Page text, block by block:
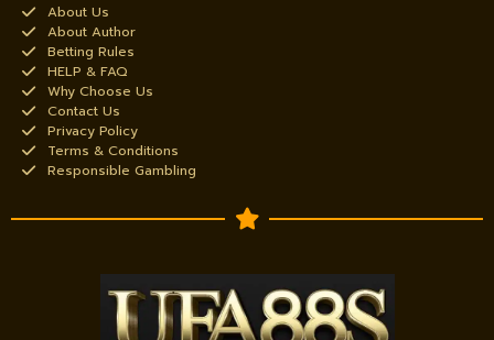
About Us
About Author
Betting Rules
HELP & FAQ
Why Choose Us
Contact Us
Privacy Policy
Terms & Conditions
Responsible Gambling